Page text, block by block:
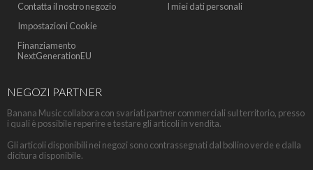
Contatta il nostro negozio
Impostazioni Cookie
Finanziamento
NextGenerationEU
I miei dati personali
NEGOZI PARTNER
Banana Music collabora con svariati partner commerciali sul territorio, presso
i quali è possibile reperire e testare gli articoli in vendita.
Gli articoli disponibili nei negozi sono contrassegnati dal bollino verde e dalla
dicitura disponibile.